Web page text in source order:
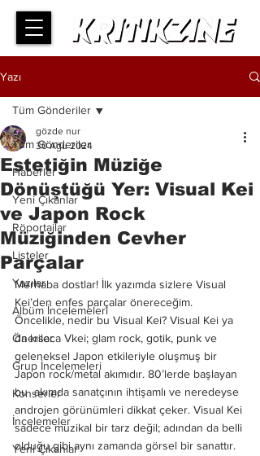
Yazı
Tüm Gönderiler
Haberler
Yeni Çıkanlar
Röportajlar
Listeler
Yazılar
Albüm İncelemeleri
Öneriler
Grup İncelemeleri
Konserler
İncelemeler
Yeni Çıkanlar
Tüm Gönderiler
Estetiğin Müziğe
Dönüştüğü Yer: Visual Kei
ve Japon Rock
Müziğinden Cevher
Parçalar
gözde nur
30 Ağu 2024
Merhaba dostlar! İlk yazımda sizlere Visual
Kei’den enfes parçalar önereceğim.
Öncelikle, nedir bu Visual Kei? Visual Kei ya
da kısaca Vkei; glam rock, gotik, punk ve
geleneksel Japon etkileriyle oluşmuş bir
Japon rock/metal akımıdır. 80’lerde başlayan
bu  akımda sanatçının ihtişamlı ve neredeyse
androjen görünümleri dikkat çeker. Visual Kei
sadece müzikal bir tarz değil; adından da belli
olduğu gibi aynı zamanda görsel bir sanattır.